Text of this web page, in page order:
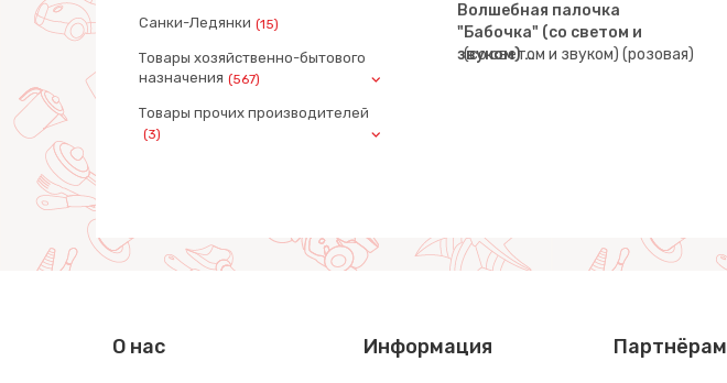
Санки-Ледянки (15)
Товары хозяйственно-бытового
назначения (567)
Товары прочих производителей
(3)
Волшебная палочка
"Бабочка" (со светом и
звуком) …
О нас Информация Партнёрам